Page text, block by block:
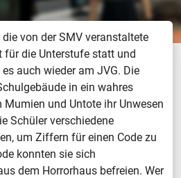
von der SMV veranstaltete
für die Unterstufe statt und
auch wieder am JVG. Die
in ein wahres
Mumien und Untote ihr Unwesen
Schüler verschiedene
um Ziffern für einen Code zu
konnten sie sich
dem Horrorhaus befreien. Wer